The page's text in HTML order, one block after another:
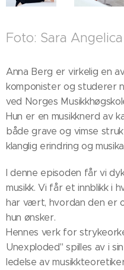
Foto: Sara
Anna Berg er virkelig en
komponister og studerer
ved Norges
Hun er en musikknerd av
både grave og vimse
klanglig erindring og
I denne episoden får vi
musikk. Vi får et innblikk i
har vært, hvordan den er
hun ønsker.
Hennes verk for
Unexploded" spilles av i
ledelse av